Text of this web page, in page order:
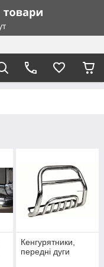
Кенгурятники,
передні дуги